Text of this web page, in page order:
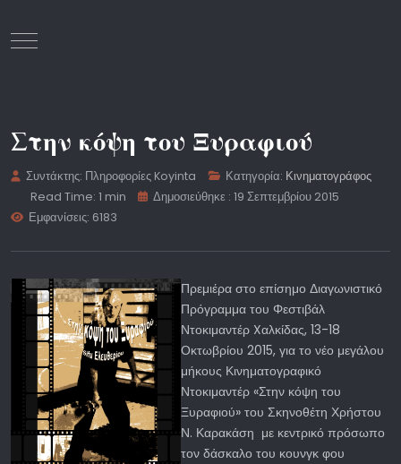
Mobile Menu Toggle
Στην κόψη του Ξυραφιού
Συντάκτης: Πληροφορίες Koyinta Κατηγορία: Κινηματογράφος
Read Time: 1 min
Δημοσιεύθηκε : 19 Σεπτεμβρίου 2015
Εμφανίσεις: 6183
Πρεμιέρα στο επίσημο Διαγωνιστικό
Πρόγραμμα του Φεστιβάλ
Ντοκιμαντέρ Xαλκίδας, 13-18
Οκτωβρίου 2015, για το νέο μεγάλου
μήκους Κινηματογραφικό
Ντοκιμαντέρ «Στην κόψη του
Ξυραφιού» του Σκηνοθέτη Χρήστου
Ν. Καρακάση με κεντρικό πρόσωπο
τον δάσκαλο του κουνγκ φου